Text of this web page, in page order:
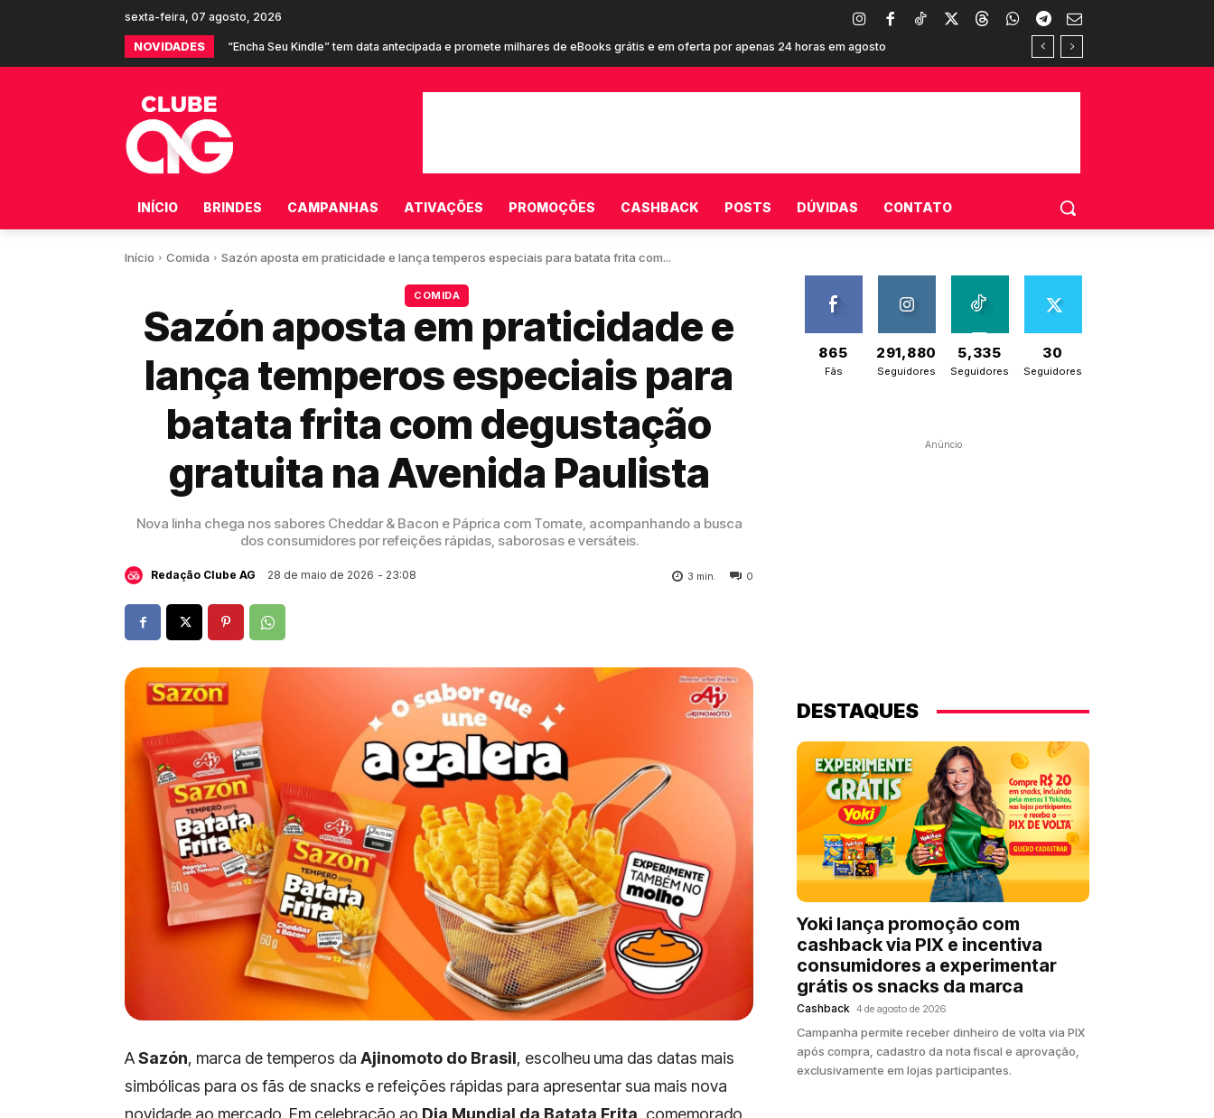
sexta-feira, 07 agosto, 2026
NOVIDADES Shopee e Burger King oferecem cupom de R$ 20 em campanha inédita estrelada por Terry Crews para consumidores brasileiros
INÍCIO BRINDES CAMPANHAS ATIVAÇÕES PROMOÇÕES CASHBACK POSTS DÚVIDAS CONTATO
Início Comida Sazón aposta em praticidade e lança temperos especiais para batata frita com...
COMIDA
Sazón aposta em praticidade e
lança temperos especiais para
batata frita com degustação
gratuita na Avenida Paulista
Nova linha chega nos sabores Cheddar & Bacon e Páprica com Tomate, acompanhando a busca
dos consumidores por refeições rápidas, saborosas e versáteis.
Redação Clube AG 28 de maio de 2026 - 23:08 0
3 min.
ASazón, marca de temperos da Ajinomoto do Brasil, escolheu uma das datas mais
simbólicas para os fãs de snacks e refeições rápidas para apresentar sua mais nova
865
Fãs
291,880
Seguidores
5,335
Seguidores
30
Seguidores
Anúncio
DESTAQUES
Yoki lança promoção com
cashback via PIX e incentiva
consumidores a experimentar
grátis os snacks da marca
Cashback 4 de agosto de 2026
Campanha permite receber dinheiro de volta via PIX
após compra, cadastro da nota fiscal e aprovação,
exclusivamente em lojas participantes.